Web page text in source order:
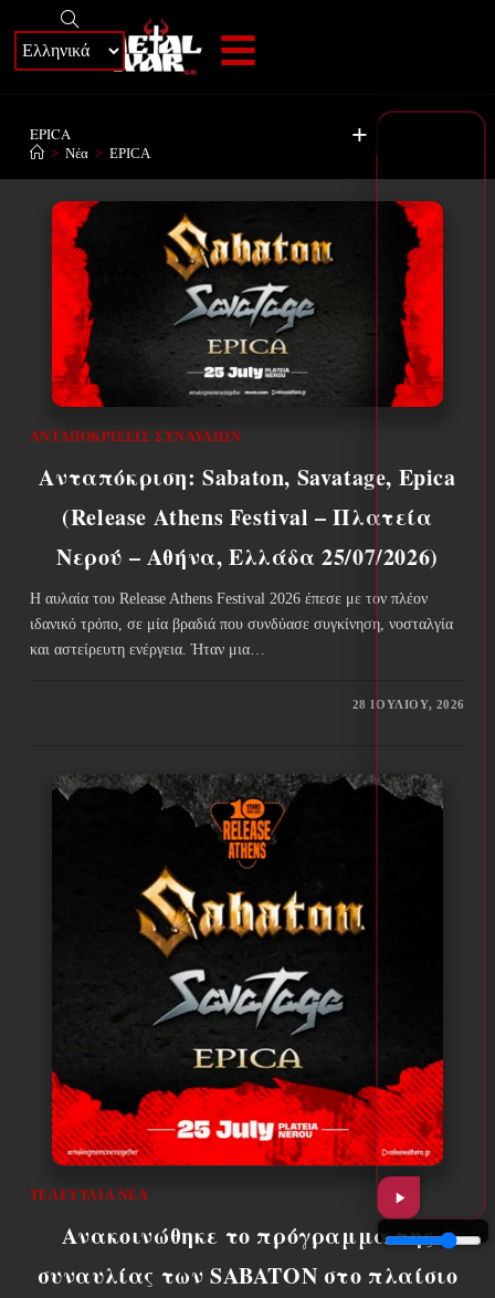
+
EPICA
> Νέα > EPICA
ΑΝΤΑΠΟΚΡΊΣΕΙΣ ΣΥΝΑΥΛΙΏΝ
Ανταπόκριση: Sabaton, Savatage, Epica
(Release Athens Festival – Πλατεία
Νερού – Αθήνα, Ελλάδα 25/07/2026)
Η αυλαία του Release Athens Festival 2026 έπεσε με τον πλέον
ιδανικό τρόπο, σε μία βραδιά που συνδύασε συγκίνηση, νοσταλγία
και αστείρευτη ενέργεια. Ήταν μια…
28 ΙΟΥΛΊΟΥ, 2026
ΤΕΛΕΥΤΑΊΑ ΝΈΑ
Ανακοινώθηκε το πρόγραμμα της
συναυλίας των SABATON στο πλαίσιο